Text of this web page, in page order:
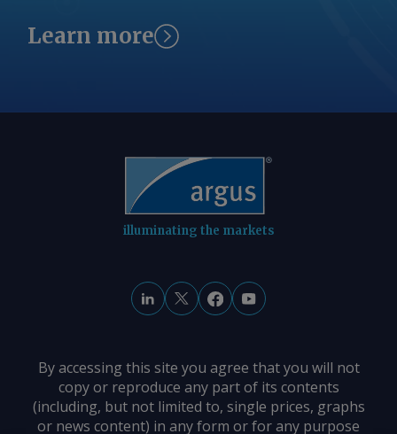
Learn more
illuminating the markets
By accessing this site you agree that you will not
copy or reproduce any part of its contents
(including, but not limited to, single prices, graphs
or news content) in any form or for any purpose